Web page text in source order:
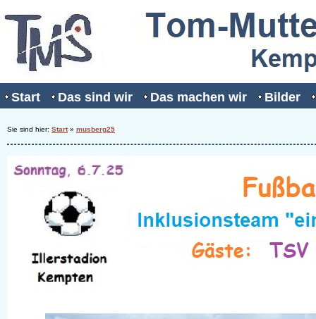
Start Das sind wir Das machen wir Bilder
Sie sind hier: Start» musberg25